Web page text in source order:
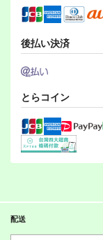
後払い決済
とらコイン
配送